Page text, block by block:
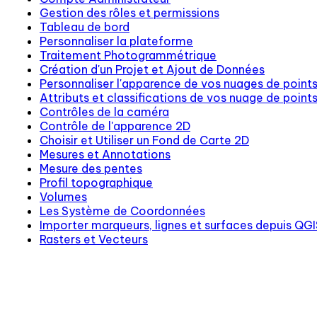
Gestion des rôles et permissions
Tableau de bord
Personnaliser la plateforme
Traitement Photogrammétrique
Création d'un Projet et Ajout de Données
Personnaliser l'apparence de vos nuages de points
Attributs et classifications de vos nuage de points
Contrôles de la caméra
Contrôle de l'apparence 2D
Choisir et Utiliser un Fond de Carte 2D
Mesures et Annotations
Mesure des pentes
Profil topographique
Volumes
Les Système de Coordonnées
Importer marqueurs, lignes et surfaces depuis
Rasters et Vecteurs